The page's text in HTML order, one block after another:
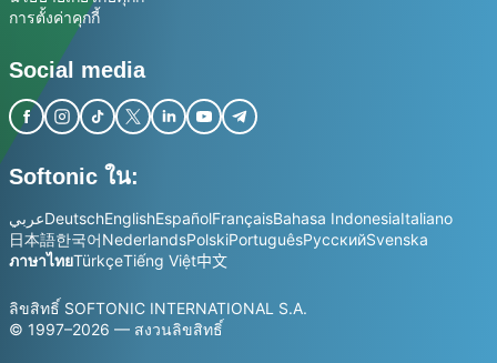
การตั้งค่าคุกกี้
Social media
Softonic ใน:
عربيDeutschEnglishEspañolFrançaisBahasa IndonesiaItaliano
日本語한국어NederlandsPolskiPortuguêsРусскийSvenska
ภาษาไทยTürkçeTiếng Việt中文
ลิขสิทธิ์ SOFTONIC INTERNATIONAL S.A.
© 1997–2026 — สงวนลิขสิทธิ์